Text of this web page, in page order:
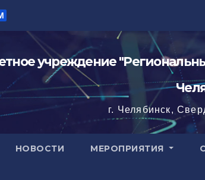
учреждение
г. Челябинск,
НОВОСТИ МЕРОПРИЯТИЯ